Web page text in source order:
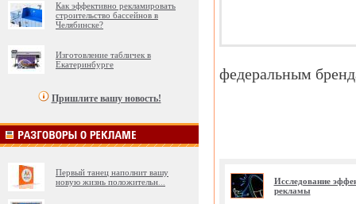
Как эффективно рекламировать
строительство бассейнов в
Челябинске?
Изготовление табличек в
Екатеринбурге
Пришлите вашу новость!
Первый танец наполнит вашу
новую жизнь положительн
федеральным
Исследование
рекламы